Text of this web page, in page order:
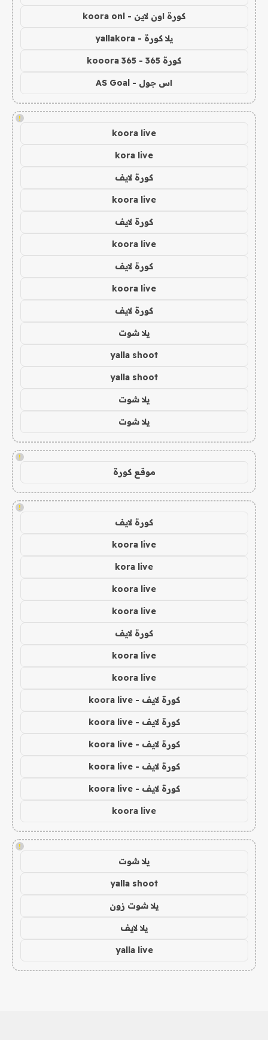
كورة اون لاين - koora onl
يلا كورة - yallakora
كورة 365 - kooora 365
اس جول - AS Goal
!
koora live
kora live
كورة لايف
koora live
كورة لايف
koora live
كورة لايف
koora live
كورة لايف
يلا شوت
yalla shoot
yalla shoot
يلا شوت
يلا شوت
!
موقع كورة
!
كورة لايف
koora live
kora live
koora live
koora live
كورة لايف
koora live
koora live
كورة لايف - koora live
كورة لايف - koora live
كورة لايف - koora live
كورة لايف - koora live
كورة لايف - koora live
koora live
!
يلا شوت
yalla shoot
يلا شوت زون
يلا لايف
yalla live